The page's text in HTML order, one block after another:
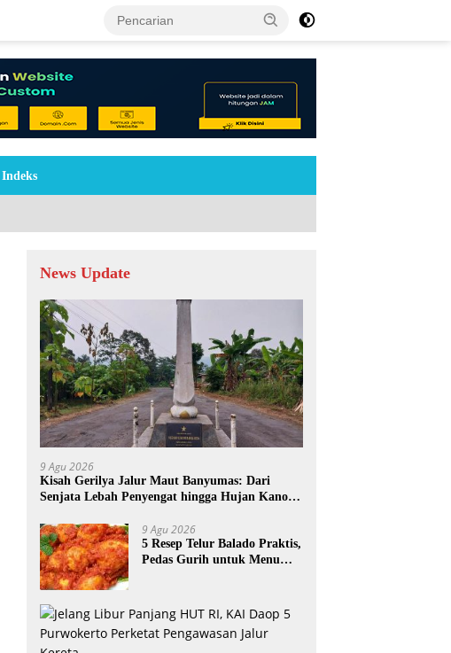
Indeks
News Update
9 Agu 2026
Kisah Gerilya Jalur Maut Banyumas: Dari
Senjata Lebah Penyengat hingga Hujan Kanon
9 Agu 2026
5 Resep Telur Balado Praktis,
Pedas Gurih untuk Menu